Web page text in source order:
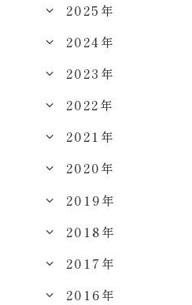
2025年
2024年
2023年
2022年
2021年
2020年
2019年
2018年
2017年
2016年